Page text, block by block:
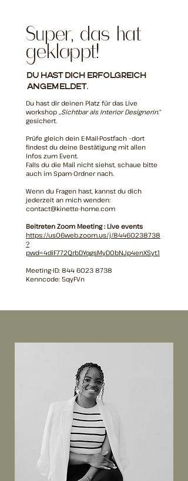
Super, das hat
geklappt!
Du hast dich erfolgreich
angemeldet.
Du hast dir deinen Platz für das Live
workshop „Sichtbar als Interior Designerin.“
gesichert.
Prüfe gleich dein E-Mail-Postfach –dort
findest du deine Bestätigung mit allen
Infos zum Event.
Falls du die Mail nicht siehst, schaue bitte
auch im Spam-Ordner nach.
Wenn du Fragen hast, kannst du dich
jederzeit an mich wenden:
contact@kinette-home.com
Beitreten Zoom Meeting : Live events
https://us06web.zoom.us/j/84460238738
?
pwd=4diF772QrbDYqgsMyD0bNJp4enXSyt.1
Meeting-ID: 844 6023 8738
Kenncode: 5qyFVn